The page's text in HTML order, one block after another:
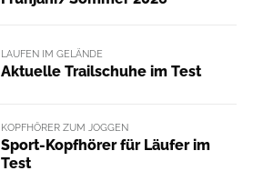
LAUFEN IM GELÄNDE
Aktuelle Trailschuhe im Test
KOPFHÖRER ZUM JOGGEN
Sport-Kopfhörer für Läufer im
Test